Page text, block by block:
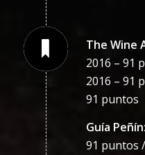
The Wine
2016 – 91
2016 – 91
91 puntos
Guía Peñín:
91 puntos